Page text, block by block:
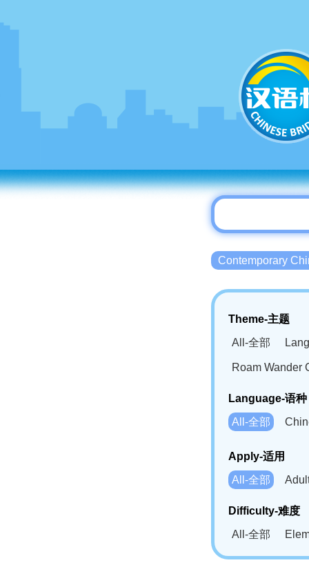
Contemporary
Theme-主题
All-全部
Roam Wander
Language-语种
All-全部
Bahasa
Swahili(SW)-
Apply-适用
All-全部
Difficulty-难度
All-全部